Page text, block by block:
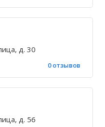
д. 30
0 отзывов
д. 56